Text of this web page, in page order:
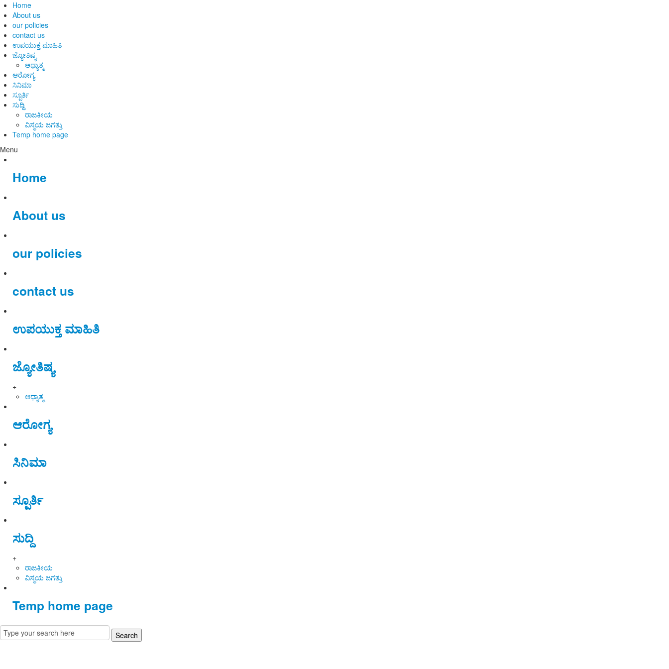
Home
About us
our policies
contact us
ಉಪಯುಕ್ತ ಮಾಹಿತಿ
ಜ್ಯೋತಿಷ್ಯ
ಆಧ್ಯಾತ್ಮ
ಆರೋಗ್ಯ
ಸಿನಿಮಾ
ಸ್ಪೂರ್ತಿ
ಸುದ್ದಿ
ರಾಜಕೀಯ
ವಿಸ್ಮಯ ಜಗತ್ತು
Temp home page
Menu
Home
About us
our policies
contact us
ಉಪಯುಕ್ತ ಮಾಹಿತಿ
ಜ್ಯೋತಿಷ್ಯ
+
ಆಧ್ಯಾತ್ಮ
ಆರೋಗ್ಯ
ಸಿನಿಮಾ
ಸ್ಪೂರ್ತಿ
ಸುದ್ದಿ
+
ರಾಜಕೀಯ
ವಿಸ್ಮಯ ಜಗತ್ತು
Temp home page